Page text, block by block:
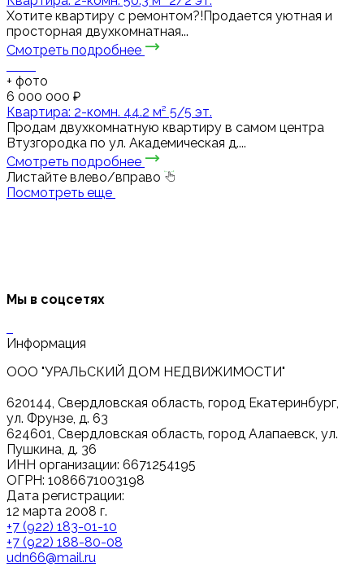
Хотите квартиру с ремонтом?!Продается уютная и
просторная двухкомнатная...
Смотреть подробнее
+ фото
6 000 000 ₽
Квартира: 2-комн. 44.2 м² 5/5 эт.
Продам двухкомнатную квартиру в самом центра
Втузгородка по ул. Академическая д....
Смотреть подробнее
Листайте влево/вправо
Посмотреть еще
Мы в соцсетях
Информация
ООО "УРАЛЬСКИЙ ДОМ НЕДВИЖИМОСТИ"
620144, Свердловская область, город Екатеринбург,
ул. Фрунзе, д. 63
624601, Свердловская область, город Алапаевск, ул.
Пушкина, д. 36
ИНН организации: 6671254195
ОГРН: 1086671003198
Дата регистрации:
12 марта 2008 г.
+7 (922) 183-01-10
+7 (922) 188-80-08
udn66@mail.ru